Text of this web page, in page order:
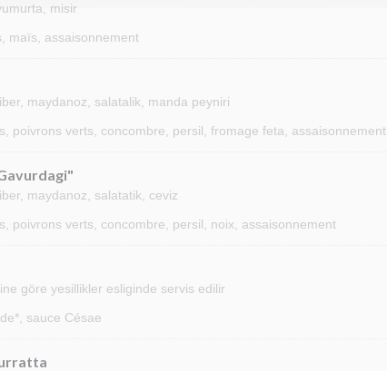
misir
maïs, assaisonnement
maydanoz, salatalik, manda peyniri
poivrons verts, concombre, persil, fromage feta, assaisonnement
maydanoz, salatatik, ceviz
poivrons verts, concombre, persil, noix, assaisonnement
göre yesillikler esliginde servis edilir
sauce Césae